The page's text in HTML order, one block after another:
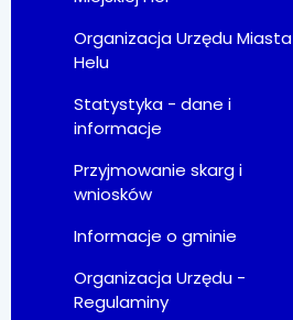
Organizacja Urzędu Miasta
Helu
Statystyka - dane i
informacje
Przyjmowanie skarg i
wniosków
Informacje o gminie
Organizacja Urzędu -
Regulaminy